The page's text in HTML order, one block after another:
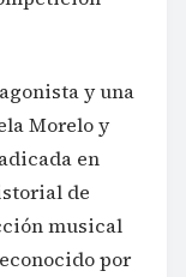
y una
Morelo y
en
de
musical
por